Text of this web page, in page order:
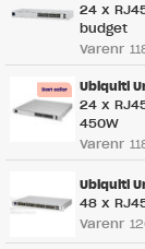
24 x
budget
Varenr
Ubiquiti
24 x
450W
Varenr
Ubiquiti
48 x
Varenr